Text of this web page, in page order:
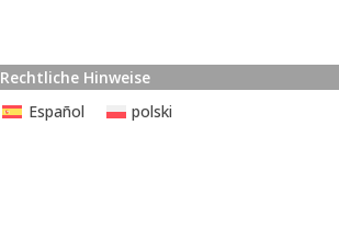
Rechtliche Hinweise
Español polski